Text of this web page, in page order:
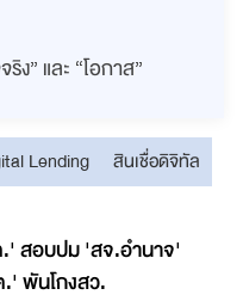
ง” และ “โอกาส”
Lending สินเชื่อดิจิทัล
สอบปม 'สจ.อำนาจ'
พันโกงสว.